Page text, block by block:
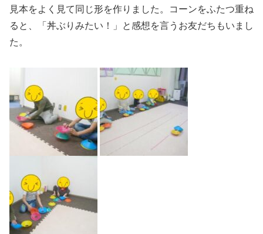
見本をよく見て同じ形を作りました。コーンをふたつ重ね
ると、「丼ぶりみたい！」と感想を言うお友だちもいまし
た。